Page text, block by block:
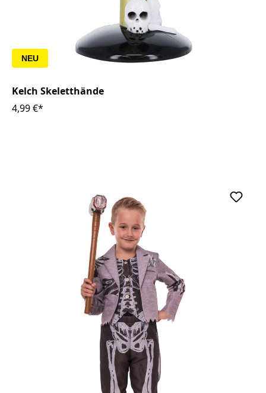
NEU
Kelch Skeletthände
4,99 €*